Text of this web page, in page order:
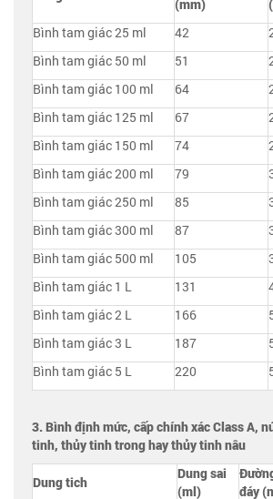
(mm)
Bình tam giác 25 ml
42
Bình tam giác 50 ml
51
Bình tam giác 100 ml
64
Bình tam giác 125 ml
67
Bình tam giác 150 ml
74
Bình tam giác 200 ml
79
Bình tam giác 250 ml
85
Bình tam giác 300 ml
87
Bình tam giác 500 ml
105
Bình tam giác 1 L
131
Bình tam giác 2 L
166
Bình tam giác 3 L
187
Bình tam giác 5 L
220
3. Bình định mức, cấp chính xác Class A,
tinh, thủy tinh trong hay thủy tinh nâu
Dung tich
Dung sai
(ml)
đáy